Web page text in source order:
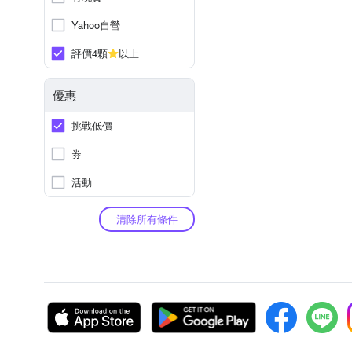
Yahoo自營
評價4顆
以上
優惠
挑戰低價
券
活動
清除所有條件